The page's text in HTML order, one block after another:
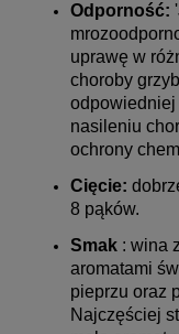
Odporność:
uprawę w
choroby
odpowiedniej
nasileniu
ochrony
Cięcie:
8 pąków.
Smak : wina
aromatami
pieprzu oraz
Najczęściej